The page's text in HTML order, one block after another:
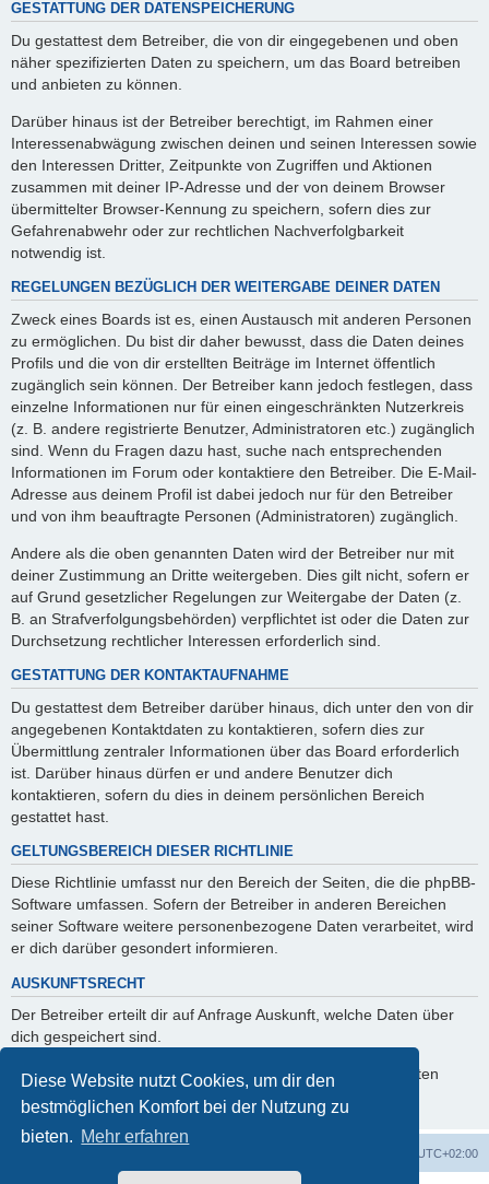
Diese Website nutzt Cookies, um dir den
bestmöglichen Komfort bei der Nutzung zu
bieten. Mehr erfahren
GESTATTUNG DER DATENSPEICHERUNG
Du gestattest dem Betreiber, die von dir eingegebenen und oben
näher spezifizierten Daten zu speichern, um das Board betreiben
und anbieten zu können.
Darüber hinaus ist der Betreiber berechtigt, im Rahmen einer
Interessenabwägung zwischen deinen und seinen Interessen sowie
den Interessen Dritter, Zeitpunkte von Zugriffen und Aktionen
zusammen mit deiner IP-Adresse und der von deinem Browser
übermittelter Browser-Kennung zu speichern, sofern dies zur
Gefahrenabwehr oder zur rechtlichen Nachverfolgbarkeit
notwendig ist.
REGELUNGEN BEZÜGLICH DER WEITERGABE DEINER DATEN
Zweck eines Boards ist es, einen Austausch mit anderen Personen
zu ermöglichen. Du bist dir daher bewusst, dass die Daten deines
Profils und die von dir erstellten Beiträge im Internet öffentlich
zugänglich sein können. Der Betreiber kann jedoch festlegen, dass
einzelne Informationen nur für einen eingeschränkten Nutzerkreis
(z. B. andere registrierte Benutzer, Administratoren etc.) zugänglich
sind. Wenn du Fragen dazu hast, suche nach entsprechenden
Informationen im Forum oder kontaktiere den Betreiber. Die E-Mail-
Adresse aus deinem Profil ist dabei jedoch nur für den Betreiber
und von ihm beauftragte Personen (Administratoren) zugänglich.
Andere als die oben genannten Daten wird der Betreiber nur mit
deiner Zustimmung an Dritte weitergeben. Dies gilt nicht, sofern er
auf Grund gesetzlicher Regelungen zur Weitergabe der Daten (z.
B. an Strafverfolgungsbehörden) verpflichtet ist oder die Daten zur
Durchsetzung rechtlicher Interessen erforderlich sind.
GESTATTUNG DER KONTAKTAUFNAHME
Du gestattest dem Betreiber darüber hinaus, dich unter den von dir
angegebenen Kontaktdaten zu kontaktieren, sofern dies zur
Übermittlung zentraler Informationen über das Board erforderlich
ist. Darüber hinaus dürfen er und andere Benutzer dich
kontaktieren, sofern du dies in deinem persönlichen Bereich
gestattet hast.
GELTUNGSBEREICH DIESER RICHTLINIE
Diese Richtlinie umfasst nur den Bereich der Seiten, die die phpBB-
Software umfassen. Sofern der Betreiber in anderen Bereichen
seiner Software weitere personenbezogene Daten verarbeitet, wird
er dich darüber gesondert informieren.
AUSKUNFTSRECHT
Der Betreiber erteilt dir auf Anfrage Auskunft, welche Daten über
dich gespeichert sind.
Du kannst jederzeit die Löschung bzw. Sperrung deiner Daten
verlangen. Kontaktiere hierzu bitte den Betreiber.
UTC+02:00